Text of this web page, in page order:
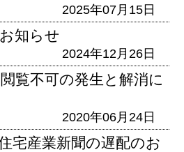
2025年07月15日
知らせ
2024年12月26日
覧不可の発生と解消に
2020年06月24日
宅産業新聞の遅配のお